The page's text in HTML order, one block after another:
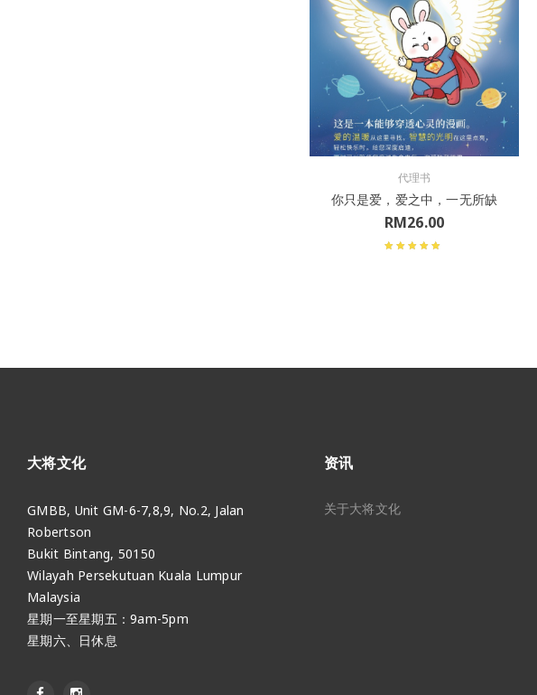
代理书
你只是爱，爱之中，一无所缺
RM26.00
大将文化
GMBB, Unit GM-6-7,8,9, No.2, Jalan
Robertson
Bukit Bintang, 50150
Wilayah Persekutuan Kuala Lumpur
Malaysia
星期一至星期五：9am-5pm
星期六、日休息
资讯
关于大将文化